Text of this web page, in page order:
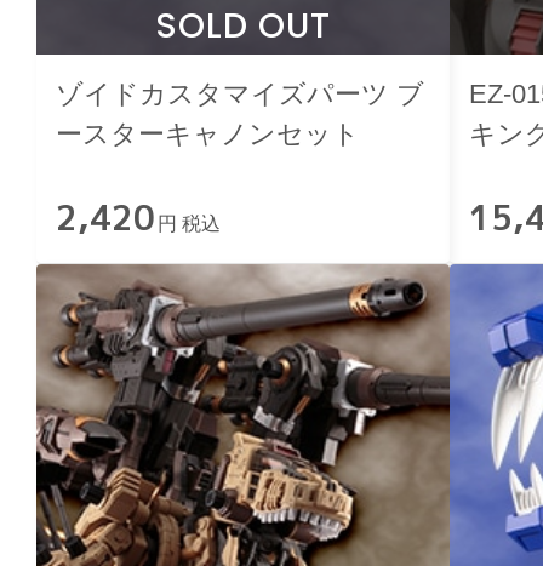
SOLD OUT
ゾイドカスタマイズパーツ ブ
ースターキャノンセット
2,420 円 税込
EZ-
キン